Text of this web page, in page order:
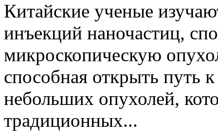
Китайские ученые
инъекций наночастиц,
микроскопическую
способная открыть путь
небольших опухолей,
традиционных...